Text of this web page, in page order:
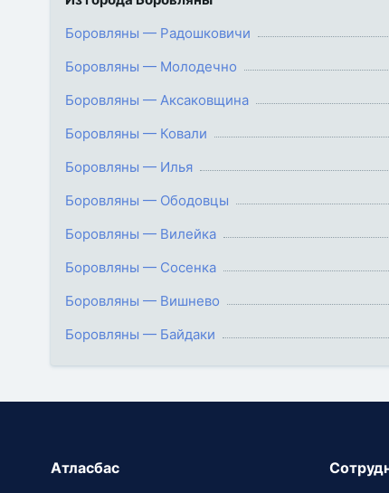
Боровляны — Радошковичи
Боровляны — Молодечно
Боровляны — Аксаковщина
Боровляны — Ковали
Боровляны — Илья
Боровляны — Ободовцы
Боровляны — Вилейка
Боровляны — Сосенка
Боровляны — Вишнево
Боровляны — Байдаки
Атласбас